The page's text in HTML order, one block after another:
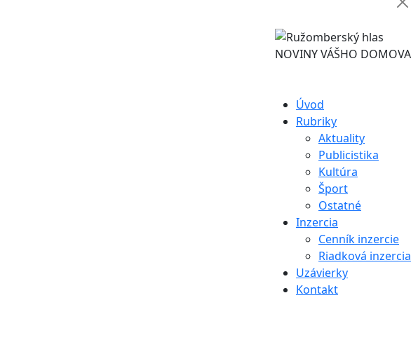
NOVINY VÁŠHO DOMOVA
Úvod
Rubriky
Aktuality
Publicistika
Kultúra
Šport
Ostatné
Inzercia
Cenník inzercie
Riadková inzercia
Uzávierky
Kontakt